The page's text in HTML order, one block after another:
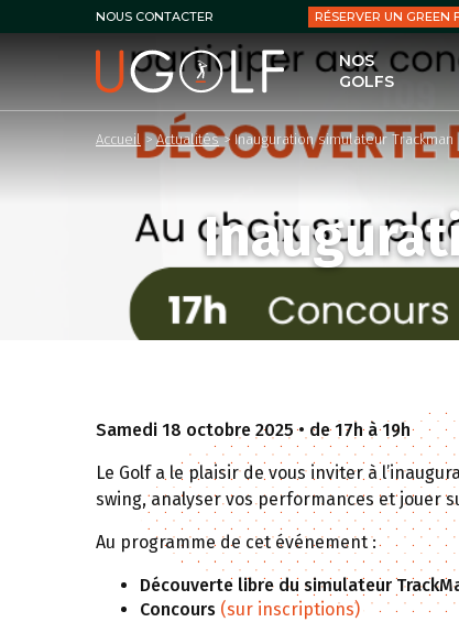
NOUS CONTACTER RÉSERVER UN GREEN
NOS
GOLFS
Accueil > Actualités > Inauguration simulateur Trackman
Samedi 18 octobre 2025 • de 17h à 19h
Le Golf a le plaisir de vous inviter à
swing, analyser vos performances et jouer
Au programme de cet événement :
Découverte libre du simulateur
Concours (sur inscriptions)